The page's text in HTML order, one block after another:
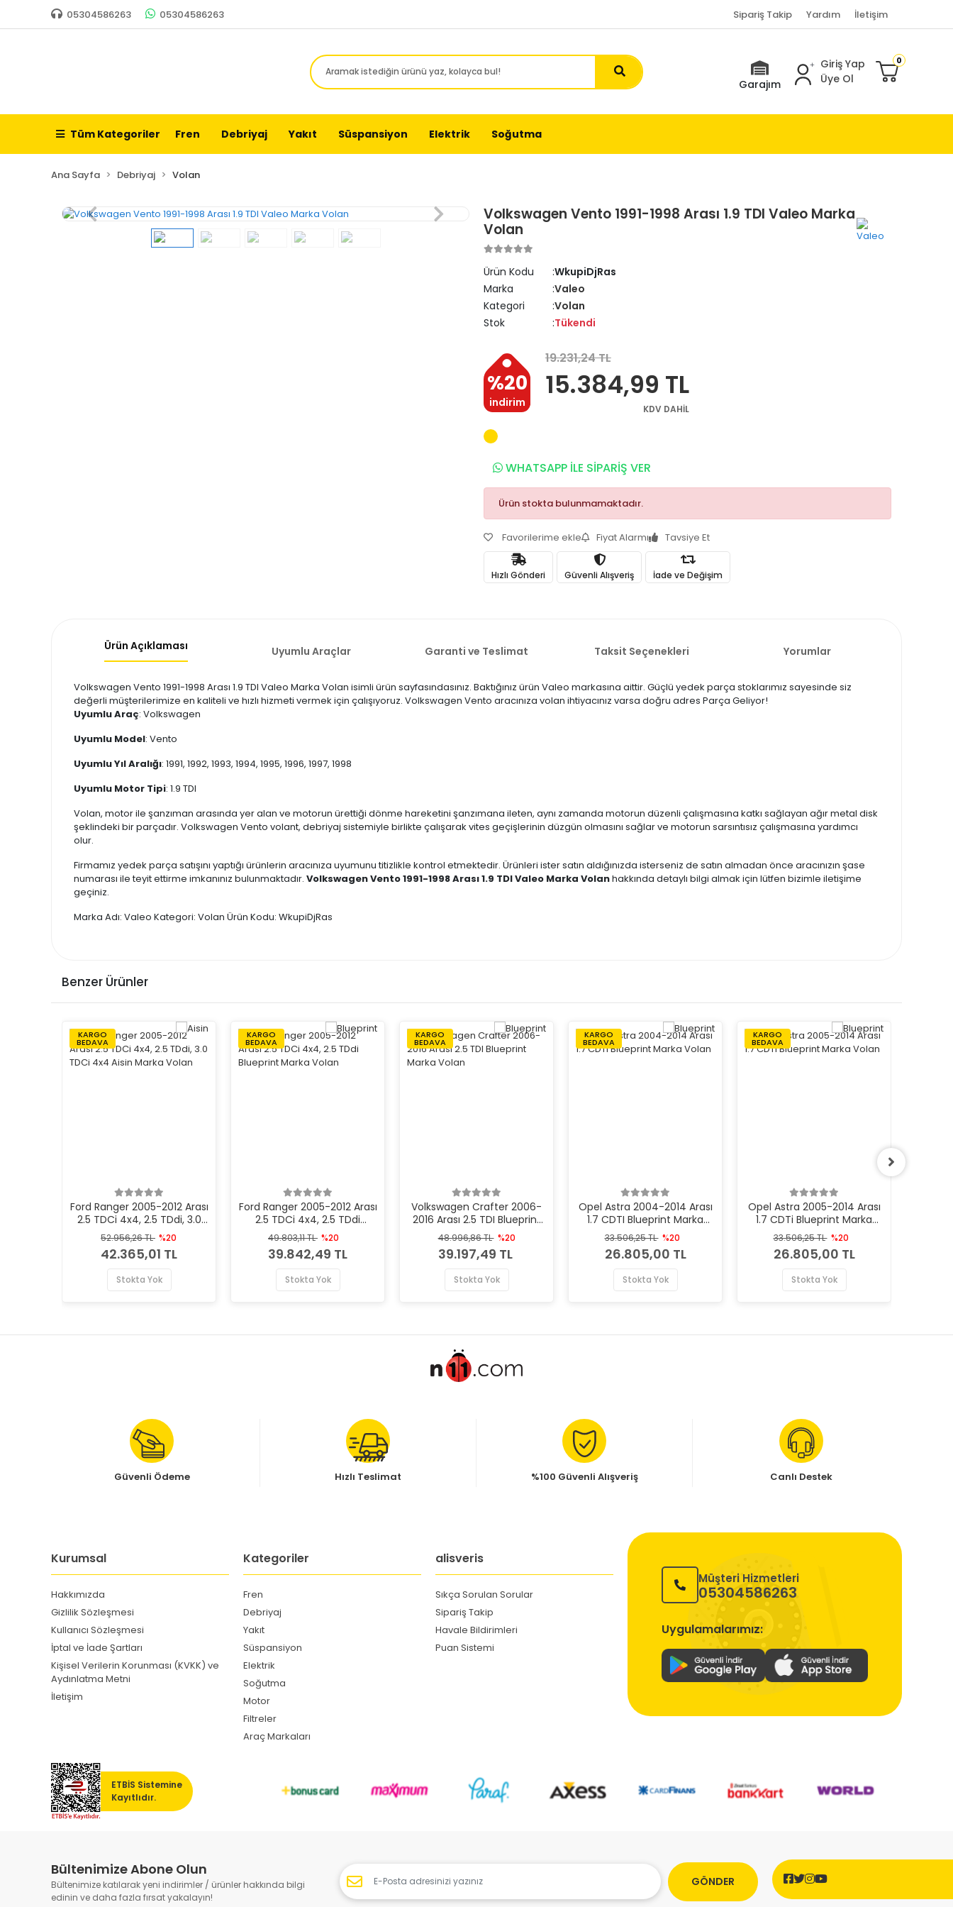
05304586263 05304586263 Sipariş Takip Yardım İletişim
Garajım
Giriş Yap
Üye Ol
0
Tüm Kategoriler Fren Debriyaj Yakıt Süspansiyon Elektrik Soğutma
Ana Sayfa Debriyaj Volan
Volkswagen Vento 1991-1998 Arası 1.9 TDI Valeo Marka
Volan
Ürün Kodu
WkupiDjRas
Marka
Valeo
Kategori
Volan
Stok
Tükendi
%20
indirim
19.231,24 TL
15.384,99 TL
KDV DAHİL
WHATSAPP İLE SİPARİŞ VER
Ürün stokta bulunmamaktadır.
Favorilerime ekle Fiyat Alarmı Tavsiye Et
Hızlı Gönderi Güvenli Alışveriş İade ve Değişim
Ürün Açıklaması Uyumlu Araçlar Garanti ve Teslimat Taksit Seçenekleri Yorumlar
Volkswagen Vento 1991-1998 Arası 1.9 TDI Valeo Marka Volan isimli ürün sayfasındasınız. Baktığınız ürün Valeo markasına aittir. Güçlü yedek parça stoklarımız sayesinde siz
değerli müşterilerimize en kaliteli ve hızlı hizmeti vermek için çalışıyoruz. Volkswagen Vento aracınıza volan ihtiyacınız varsa doğru adres Parça Geliyor!
Uyumlu Araç: Volkswagen
Uyumlu Model: Vento
Uyumlu Yıl Aralığı: 1991, 1992, 1993, 1994, 1995, 1996, 1997, 1998
Uyumlu Motor Tipi: 1.9 TDI
Volan, motor ile şanzıman arasında yer alan ve motorun ürettiği dönme hareketini şanzımana ileten, aynı zamanda motorun düzenli çalışmasına katkı sağlayan ağır metal disk
şeklindeki bir parçadır. Volkswagen Vento volant, debriyaj sistemiyle birlikte çalışarak vites geçişlerinin düzgün olmasını sağlar ve motorun sarsıntısız çalışmasına yardımcı
olur.
Firmamız yedek parça satışını yaptığı ürünlerin aracınıza uyumunu titizlikle kontrol etmektedir. Ürünleri ister satın aldığınızda isterseniz de satın almadan önce aracınızın şase
numarası ile teyit ettirme imkanınız bulunmaktadır. Volkswagen Vento 1991-1998 Arası 1.9 TDI Valeo Marka Volanhakkında detaylı bilgi almak için lütfen bizimle iletişime
geçiniz.
Marka Adı: Valeo Kategori: Volan Ürün Kodu: WkupiDjRas
Benzer Ürünler
KARGO
BEDAVA
Ford Ranger 2005-2012 Arası
2.5 TDCi 4x4, 2.5 TDdi, 3.0
TDCi 4x4 Aisin Marka Volan
52.956,26 TL %20
42.365,01 TL
Stokta Yok
KARGO
BEDAVA
Ford Ranger 2005-2012 Arası
2.5 TDCi 4x4, 2.5 TDdi
Blueprint Marka Volan
49.803,11 TL %20
39.842,49 TL
Stokta Yok
KARGO
BEDAVA
Volkswagen Crafter 2006-
2016 Arası 2.5 TDI Blueprint
Marka Volan
48.996,86 TL %20
39.197,49 TL
Stokta Yok
KARGO
BEDAVA
Opel Astra 2004-2014 Arası
1.7 CDTI Blueprint Marka
Volan
33.506,25 TL %20
26.805,00 TL
Stokta Yok
KARGO
BEDAVA
Opel Astra 2005-2014 Arası
1.7 CDTi Blueprint Marka
Volan
33.506,25 TL %20
26.805,00 TL
Stokta Yok
Güvenli Ödeme Hızlı Teslimat %100 Güvenli Alışveriş Canlı Destek
Kurumsal
Hakkımızda
Gizlilik Sözleşmesi
Kullanıcı Sözleşmesi
İptal ve İade Şartları
Kişisel Verilerin Korunması (KVKK) ve
Aydınlatma Metni
İletişim
Kategoriler
Fren
Debriyaj
Yakıt
Süspansiyon
Elektrik
Soğutma
Motor
Filtreler
Araç Markaları
alisveris
Sıkça Sorulan Sorular
Sipariş Takip
Havale Bildirimleri
Puan Sistemi
Müşteri Hizmetleri
05304586263
Uygulamalarımız:
ETBİS Sistemine
Kayıtlıdır.
Bültenimize Abone Olun
Bültenimize katılarak yeni indirimler / ürünler hakkında bilgi
edinin ve daha fazla fırsat yakalayın!
GÖNDER